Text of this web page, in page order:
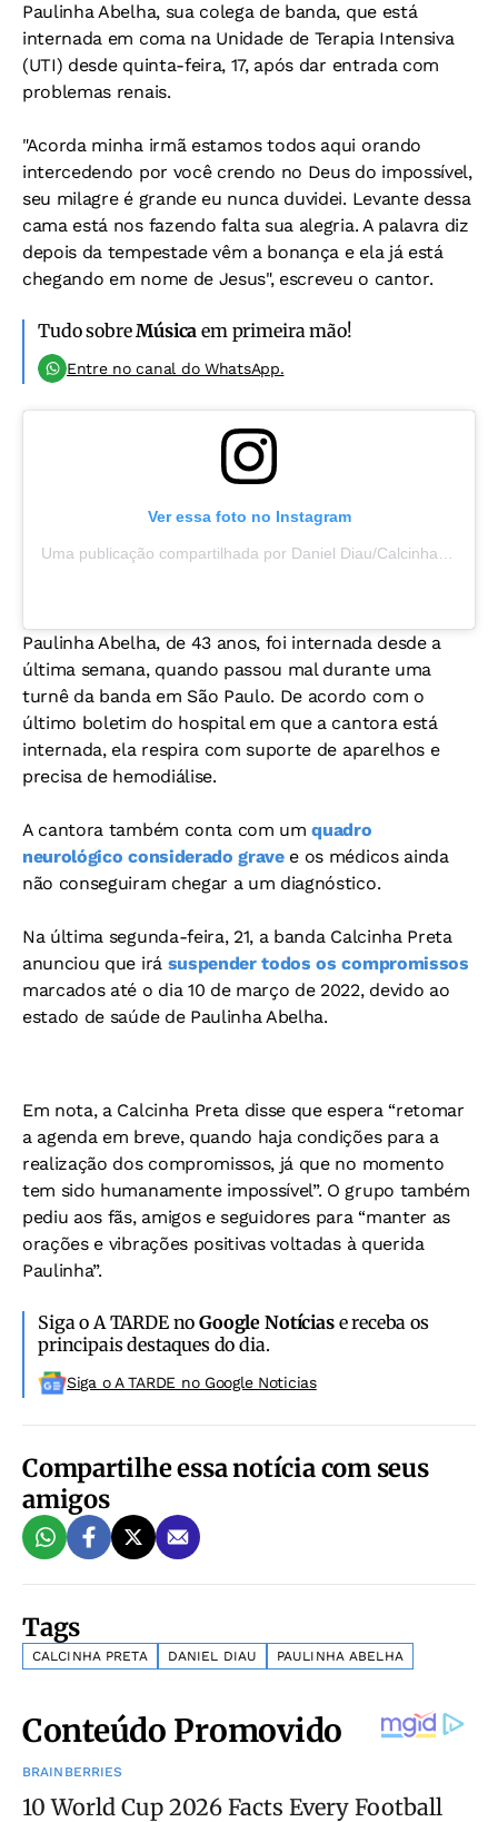
Paulinha Abelha, sua colega de banda, que está
internada em coma na Unidade de Terapia Intensiva
(UTI) desde quinta-feira, 17, após dar entrada com
problemas renais.
"Acorda minha irmã estamos todos aqui orando
intercedendo por você crendo no Deus do impossível,
seu milagre é grande eu nunca duvidei. Levante dessa
cama está nos fazendo falta sua alegria. A palavra diz
depois da tempestade vêm a bonança e ela já está
chegando em nome de Jesus", escreveu o cantor.
Tudo sobreMúsica em primeira mão!
Entre no canal do WhatsApp.
Ver essa foto no Instagram
Uma publicação compartilhada por Daniel Diau/Calcinha Preta (@danieldiauoficial)
Paulinha Abelha, de 43 anos, foi internada desde a
última semana, quando passou mal durante uma
turnê da banda em São Paulo. De acordo com o
último boletim do hospital em que a cantora está
internada, ela respira com suporte de aparelhos e
precisa de hemodiálise.
A cantora também conta com umquadro
neurológico considerado gravee os médicos ainda
não conseguiram chegar a um diagnóstico.
Na última segunda-feira, 21, a banda Calcinha Preta
anunciou que irá suspender todos os compromissos
marcados até o dia 10 de março de 2022, devido ao
estado de saúde de Paulinha Abelha.
Em nota, a Calcinha Preta disse que espera “retomar
a agenda em breve, quando haja condições para a
realização dos compromissos, já que no momento
tem sido humanamente impossível”. O grupo também
pediu aos fãs, amigos e seguidores para “manter as
orações e vibrações positivas voltadas à querida
Paulinha”.
Siga o A TARDE noGoogle Notíciase receba os
principais destaques do dia.
Siga o A TARDE no Google Noticias
Compartilhe essa notícia com seus
amigos
Tags
CALCINHA PRETA DANIEL DIAU PAULINHA ABELHA